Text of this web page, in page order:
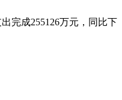
完成255126万元，同比下